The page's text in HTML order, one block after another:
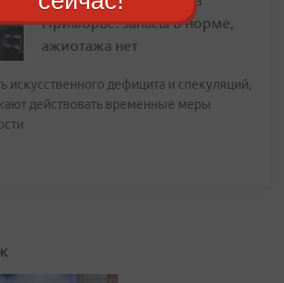
Приморье: запасы в норме,
ажиотажа нет
искусственного дефицита и спекуляций,
действовать временные меры